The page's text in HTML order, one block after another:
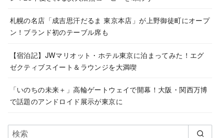
札幌の名店「成吉思汗だるま 東京本店」が上野御徒町にオープ
ン！ブランド初のテーブル席も
【宿泊記】JWマリオット・ホテル東京に泊まってみた！エグ
ゼクティブスイート＆ラウンジを大満喫
「いのちの未来＋」高輪ゲートウェイで開幕！大阪・関西万博
で話題のアンドロイド展示が東京に